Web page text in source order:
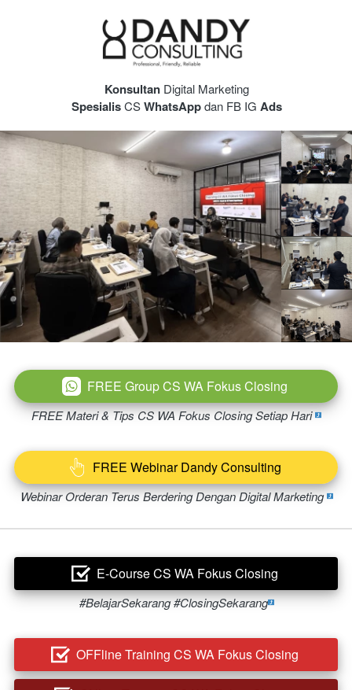
Konsultan Digital Marketing
Spesialis CS WhatsApp dan FB IG Ads
` FREE Group CS WA Fokus Closing
FREE Materi & Tips CS WA Fokus Closing Setiap Hari
` FREE Webinar Dandy Consulting
Webinar Orderan Terus Berdering Dengan Digital Marketing
` E-Course CS WA Fokus Closing
#BelajarSekarang #ClosingSekarang
` OFFline Training CS WA Fokus Closing